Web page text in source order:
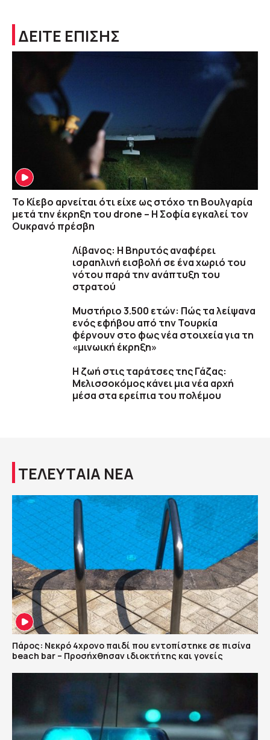
ΔΕΙΤΕ ΕΠΙΣΗΣ
Το Κίεβο αρνείται ότι είχε ως στόχο τη Βουλγαρία
μετά την έκρηξη του drone – Η Σοφία εγκαλεί τον
Ουκρανό πρέσβη
Λίβανος: Η Βηρυτός αναφέρει
ισραηλινή εισβολή σε ένα χωριό του
νότου παρά την ανάπτυξη του
στρατού
Μυστήριο 3.500 ετών: Πώς τα λείψανα
ενός εφήβου από την Τουρκία
φέρνουν στο φως νέα στοιχεία για τη
«μινωική έκρηξη»
Η ζωή στις ταράτσες της Γάζας:
Μελισσοκόμος κάνει μια νέα αρχή
μέσα στα ερείπια του πολέμου
ΤΕΛΕΥΤΑΙΑ ΝΕΑ
Πάρος: Νεκρό 4χρονο παιδί που εντοπίστηκε σε πισίνα
beach bar – Προσήχθησαν ιδιοκτήτης και γονείς